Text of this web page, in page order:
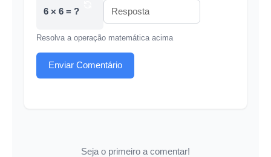
6 × 6 = ?
Resolva a operação matemática acima
Enviar Comentário
Seja o primeiro a comentar!